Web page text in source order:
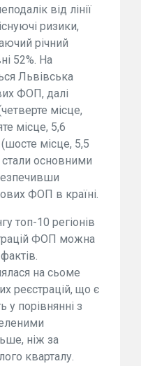
від лінії
ризики,
річний
52%. На
Львівська
ФОП, далі
місце,
місце, 5,6
місце, 5,5
стали основними
ФОП в країні.
топ-10 регіонів
ФОП можна
на сьоме
реєстрацій, що є
у порівнянні з
ніж за
кварталу.